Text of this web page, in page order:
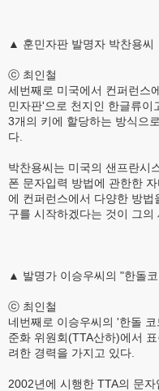
▲ 훈민자판 발명자 박찬용씨
ⓒ 최인철
세번째로 미국에서 컨퍼런스
민자판'으로 천지인 한글류이
3개의 키에 할당하는 방식으
다.
박찬용씨는 미국의 샌프란시
폰 문자입력 방법에 관한한
에 컨퍼런스에서 다양한 방법
구를 시작하겠다는 것이 그의
▲ 발명가 이승우씨의 "한돌
ⓒ 최인철
네번째로 이승우씨의 '한돌
준화 위원회(TTA산하)에서
려한 경력을 가지고 있다.
2002년에 시행한 TTA의 문